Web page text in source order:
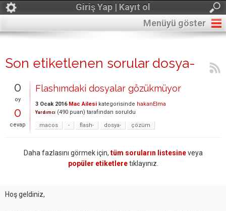
Giriş Yap | Kayıt ol
Menüyü göster
Son etiketlenen sorular dosya-
0
oy
0
cevap
Flashımdaki dosyalar gözükmüyor
3 Ocak 2016 Mac Ailesi kategorisinde hakanElma
Yardımcı (490 puan) tarafından soruldu
macos
- flash- dosya- çözüm
Daha fazlasını görmek için, tüm soruların listesineveya
popüler etiketleretıklayınız.
Hoş geldiniz,